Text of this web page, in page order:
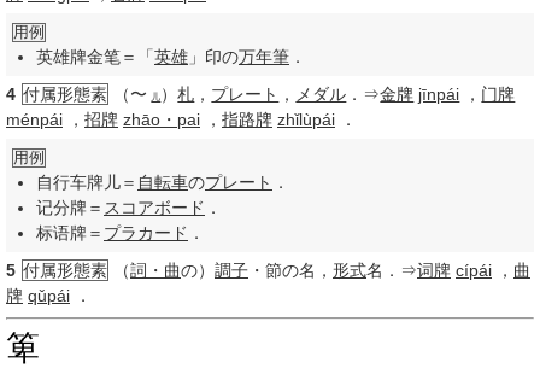
用例
英雄牌金笔＝「英雄 」印の万年筆 ．
4 付属形態素 （〜 儿 ）札 ， プレート ， メダル ．⇒金牌 jīnpái ， 门牌
ménpái ， 招牌 zhāo・pai ， 指路牌 zhǐlùpái ．
用例
自行车牌儿＝ 自転車のプレート ．
记分牌＝ スコアボード ．
标语牌＝ プラカード ．
5 付属形態素 （詞・曲の） 調子 ・節の名， 形式名．⇒词牌 cípái ， 曲
牌 qǔpái ．
箄